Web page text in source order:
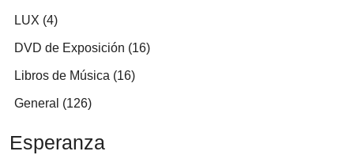
LUX 44
DVD de Exposición 1616
Libros de Música 1616
General 126126
Esperanza